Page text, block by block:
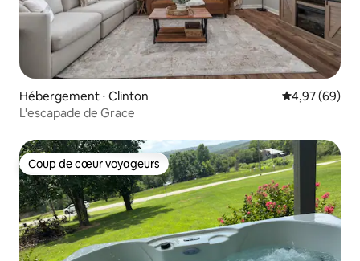
Hébergement ⋅ Clinton Évaluation
4,97 (69)
L'escapade de Grace
Coup de cœur voyageurs
Coup de cœur voyageurs